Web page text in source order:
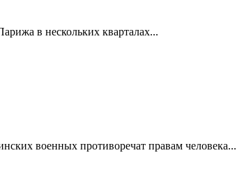
в нескольких кварталах...
военных противоречат правам человека...